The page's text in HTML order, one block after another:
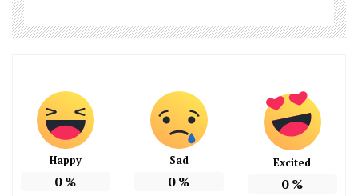
Happy
0%
Sad
0%
Excited
0%